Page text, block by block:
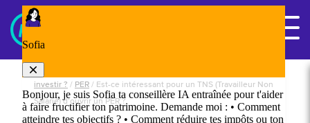
Panneau de gestion des cookies
Accueil
investir ? / PER / Est-ce intéressant pour un TNS (Travailleur Non
Salarié) d’ouvrir un PER ?